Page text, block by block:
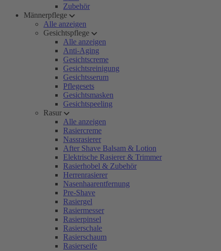
Zubehör
Männerpflege
Alle anzeigen
Gesichtspflege
Alle anzeigen
Anti-Aging
Gesichtscreme
Gesichtsreinigung
Gesichtsserum
Pflegesets
Gesichtsmasken
Gesichtspeeling
Rasur
Alle anzeigen
Rasiercreme
Nassrasierer
After Shave Balsam & Lotion
Elektrische Rasierer & Trimmer
Rasierhobel & Zubehör
Herrenrasierer
Nasenhaarentfernung
Pre-Shave
Rasiergel
Rasiermesser
Rasierpinsel
Rasierschale
Rasierschaum
Rasierseife